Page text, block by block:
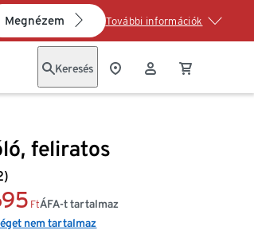
Megnézem További információk
Keresés
feliratos
FtÁFA-t tartalmaz
nem tartalmaz